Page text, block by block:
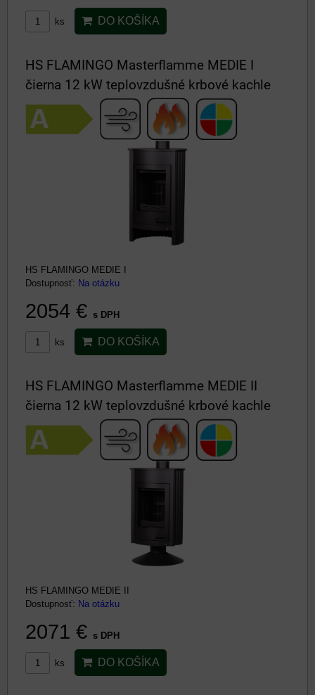
ks DO KOŠÍKA
HS FLAMINGO Masterflamme MEDIE I
čierna 12 kW teplovzdušné krbové kachle
HS FLAMINGO MEDIE I
Dostupnosť: Na otázku
2054 € s DPH
ks DO KOŠÍKA
HS FLAMINGO Masterflamme MEDIE II
čierna 12 kW teplovzdušné krbové kachle
HS FLAMINGO MEDIE II
Dostupnosť: Na otázku
2071 € s DPH
ks DO KOŠÍKA